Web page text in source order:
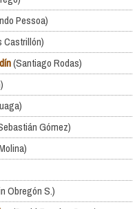
Pessoa)
Castrillón)
(Santiago Rodas)
Gómez)
Obregón S.)